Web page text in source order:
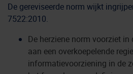
De gereviseerde norm wijkt
7522:2010.
De herziene norm voorziet
aan een overkoepelende
informatievoorziening in de